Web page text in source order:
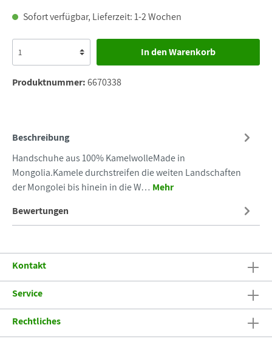
Sofort verfügbar, Lieferzeit: 1-2 Wochen
In den Warenkorb
Produktnummer:6670338
Beschreibung
Handschuhe aus 100% KamelwolleMade in
Mongolia.Kamele durchstreifen die weiten Landschaften
der Mongolei bis hinein in die W… Mehr
Bewertungen
Kontakt
Service
Rechtliches